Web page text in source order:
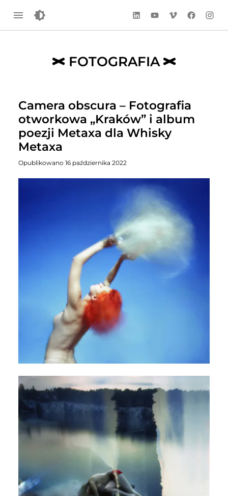
LinkedInYouTubeVimeoFacebook
FOTOGRAFIA
Camera obscura – Fotografia
otworkowa „Kraków” i album
poezji Metaxa dla Whisky
Metaxa
Opublikowano 16 października 2022